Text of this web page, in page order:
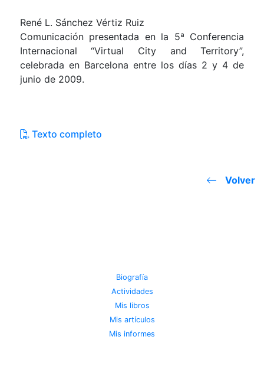
René L. Sánchez Vértiz Ruiz
Comunicación presentada en la 5ª Conferencia
Internacional “Virtual City and Territory”,
celebrada en Barcelona entre los días 2 y 4 de
junio de 2009.
Texto completo
Volver
Biografía
Actividades
Mis libros
Mis artículos
Mis informes